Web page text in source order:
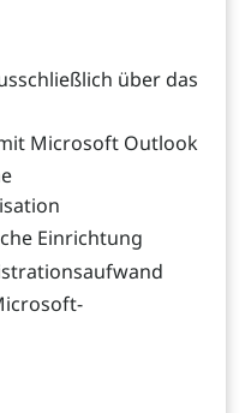
über das
Microsoft Outlook
Einrichtung